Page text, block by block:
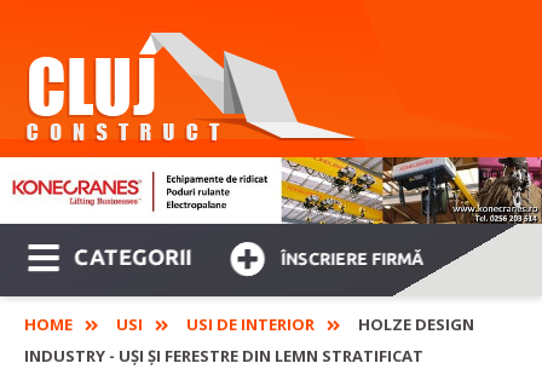
CATEGORII ÎNSCRIERE FIRMĂ
HOME USI USI DE INTERIOR
HOLZE DESIGN
INDUSTRY - UȘI ȘI FERESTRE DIN LEMN STRATIFICAT